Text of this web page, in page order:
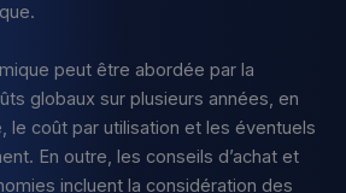
peut être abordée par la
globaux sur plusieurs années, en
le coût par utilisation et les éventuels
En outre, les conseils d’achat et
incluent la considération des